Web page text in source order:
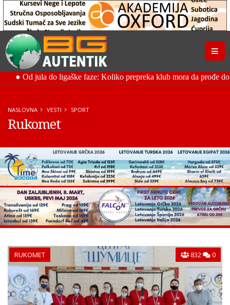
NASLOVNA VESTI SPORT
Rukomet
RUKOMET 832 0